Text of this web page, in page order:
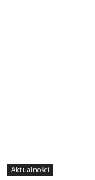
Aktualności